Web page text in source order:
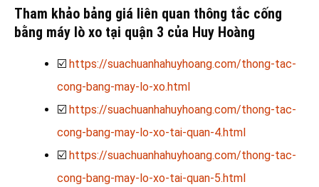
Tham khảo bảng giá liên quan thông tắc cống
bằng máy lò xo tại quận 3 của Huy Hoàng
☑️ https://suachuanhahuyhoang.com/thong-tac-
cong-bang-may-lo-xo.html
☑️ https://suachuanhahuyhoang.com/thong-tac-
cong-bang-may-lo-xo-tai-quan-4.html
☑️ https://suachuanhahuyhoang.com/thong-tac-
cong-bang-may-lo-xo-tai-quan-5.html